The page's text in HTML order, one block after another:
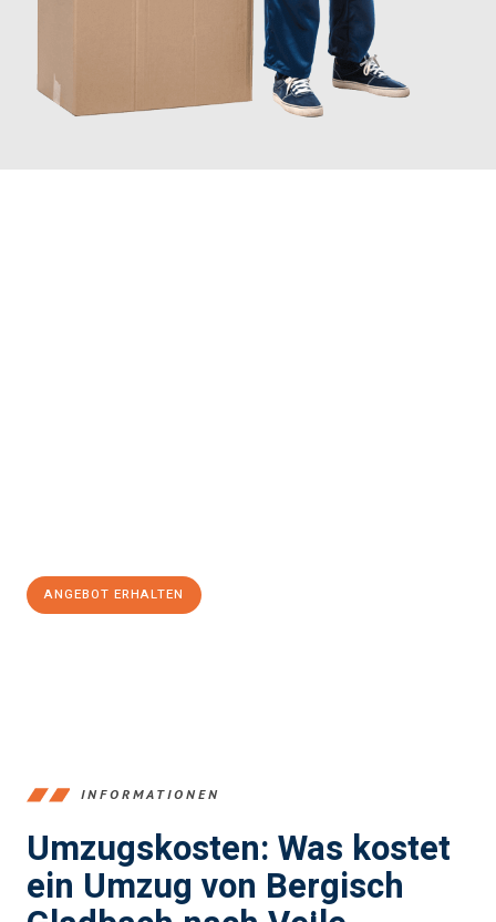
ANGEBOT ERHALTEN
INFORMATIONEN
Umzugskosten: Was kostet
ein Umzug von Bergisch